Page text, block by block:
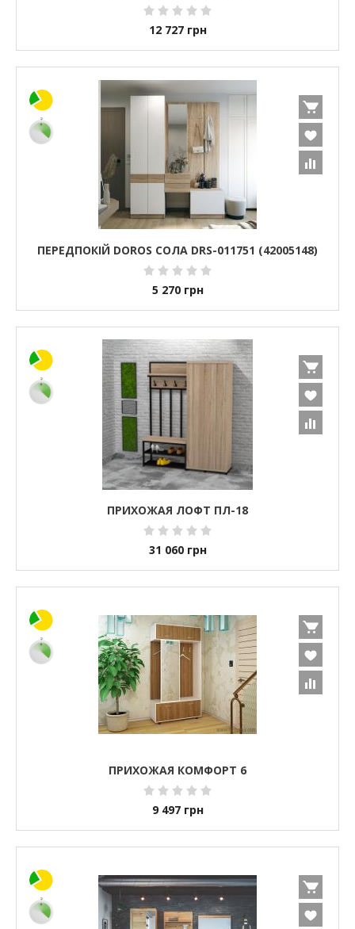
12 727 грн
ПЕРЕДПОКІЙ DOROS СОЛА DRS-011751 (42005148)
5 270 грн
ПРИХОЖАЯ ЛОФТ ПЛ-18
31 060 грн
ПРИХОЖАЯ КОМФОРТ 6
9 497 грн